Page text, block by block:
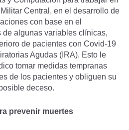
Central, en el desarrollo de
con base en el
algunas variables clínicas,
de pacientes con Covid-19
Agudas (IRA). Esto le
tomar medidas tempranas
de los pacientes y obliguen su
deceso.
prevenir muertes